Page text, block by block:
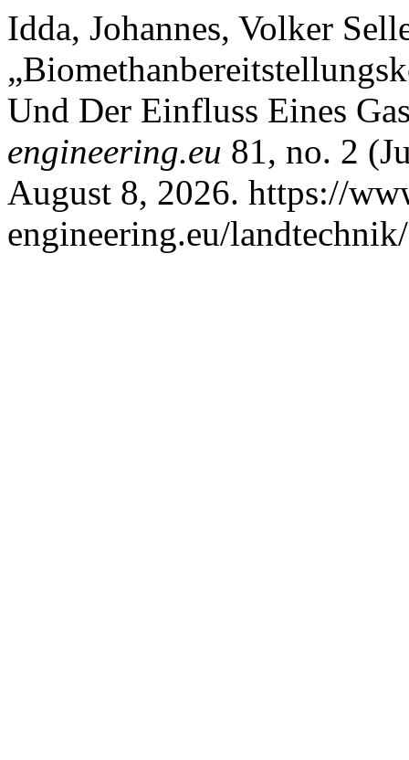
Idda, Johannes, Volker
Und Der Einfluss Eines
engineering.eu 81, no. 2
August 8, 2026. https://
engineering.eu/